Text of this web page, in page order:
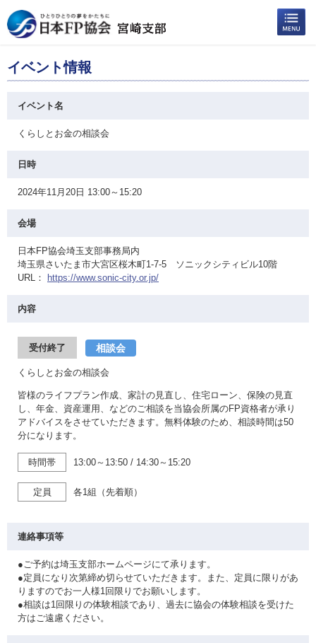
イベント情報
イベント名
くらしとお金の相談会
日時
2024年11月20日 13:00～15:20
会場
日本FP協会埼玉支部事務局内
埼玉県さいたま市大宮区桜木町1-7-5 ソニックシティビル10階
URL：
https://www.sonic-city.or.jp/
内容
受付終了 相談会
くらしとお金の相談会
皆様のライフプラン作成、家計の見直し、住宅ローン、保険の見直
し、年金、資産運用、などのご相談を当協会所属のFP資格者が承り
アドバイスをさせていただきます。無料体験のため、相談時間は50
分になります。
時間帯 13:00～13:50 / 14:30～15:20
定員 各1組（先着順）
連絡事項等
●ご予約は埼玉支部ホームページにて承ります。
●定員になり次第締め切らせていただきます。また、定員に限りがあ
りますのでお一人様1回限りでお願いします。
●相談は1回限りの体験相談であり、過去に協会の体験相談を受けた
方はご遠慮ください。